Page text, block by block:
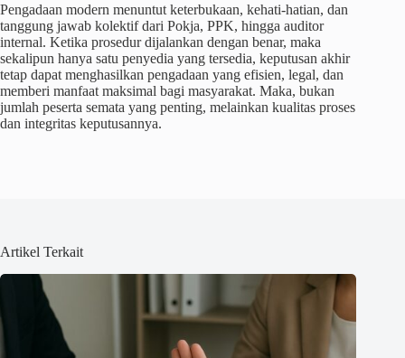
Pengadaan modern menuntut keterbukaan, kehati-hatian, dan
tanggung jawab kolektif dari Pokja, PPK, hingga auditor
internal. Ketika prosedur dijalankan dengan benar, maka
sekalipun hanya satu penyedia yang tersedia, keputusan akhir
tetap dapat menghasilkan pengadaan yang efisien, legal, dan
memberi manfaat maksimal bagi masyarakat. Maka, bukan
jumlah peserta semata yang penting, melainkan kualitas proses
dan integritas keputusannya.
Artikel Terkait